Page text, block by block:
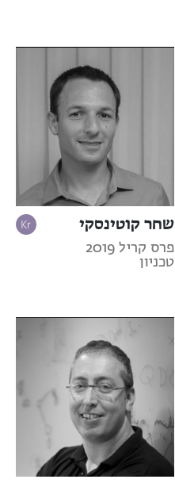
שחר קוטינסקי
פרס קריל 2019
טכניון